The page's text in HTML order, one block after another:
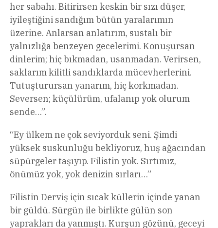
her sabahı. Bitirirsen keskin bir sızı düşer,
iyileştiğini sandığım bütün yaralarımın
üzerine. Anlarsan anlatırım, sustalı bir
yalnızlığa benzeyen gecelerimi. Konuşursan
dinlerim; hiç bıkmadan, usanmadan. Verirsen,
saklarım kilitli sandıklarda mücevherlerini.
Tutuşturursan yanarım, hiç korkmadan.
Seversen; küçülürüm, ufalanıp yok olurum
sende…”.
“Ey ülkem ne çok seviyorduk seni. Şimdi
yüksek suskunluğu bekliyoruz, huş ağacından
süpürgeler taşıyıp. Filistin yok. Sırtımız,
önümüz yok, yok denizin sırları…”
Filistin Derviş için sıcak küllerin içinde yanan
bir güldü. Sürgün ile birlikte gülün son
yaprakları da yanmıştı. Kurşun gözünü, geceyi